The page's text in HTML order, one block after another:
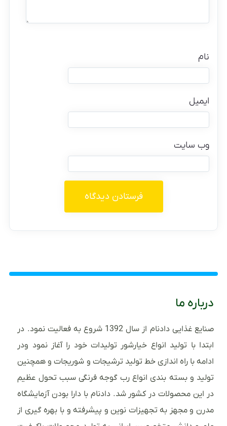
نام
ایمیل
وب‌ سایت
درباره ما
صنایع غذایی دادنام از سال 1392 شروع به فعالیت نمود. در
ابتدا با تولید انواع خیارشور تولیدات خود را آغاز نمود ودر
ادامه با راه اندازی خط تولید ترشیجات و شوریجات و همچنین
تولید و بسته بندی انواع رب گوجه فرنگی سبب تحول عظیم
در این محصولات در کشور شد. دادنام با دارا بودن آزمایشگاه
مدرن و مجهز به تجهیزات نوین و پیشرفته و با بهره گیری از